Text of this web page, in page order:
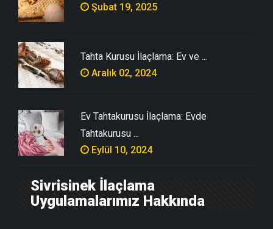
Şubat 19, 2025
Tahta Kurusu İlaçlama: Ev ve ...
Aralık 02, 2024
Ev Tahtakurusu İlaçlama: Evde
Tahtakurusu ...
Eylül 10, 2024
Sivrisinek İlaçlama
Uygulamalarımız Hakkında